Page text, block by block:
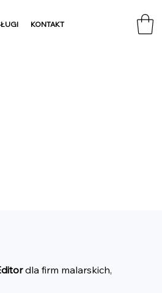
KONTAKT
dla firm malarskich,